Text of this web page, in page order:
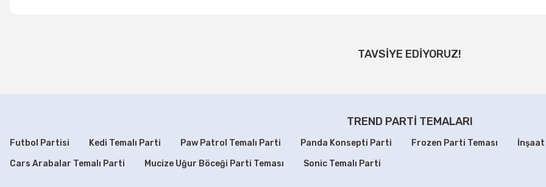
Bu ürüne ilk yorumu siz yapın!
Bu ürüne benzer farklı alternatifler olmalı.
TAVSİYE EDİYORUZ!
TREND PARTİ TEMALARI
Futbol Partisi Kedi Temalı Parti Paw Patrol Temalı Parti Panda Konsepti Parti Frozen Parti Teması İnşaat
Cars Arabalar Temalı Parti
Mucize Uğur Böceği Parti Teması Sonic Temalı Parti